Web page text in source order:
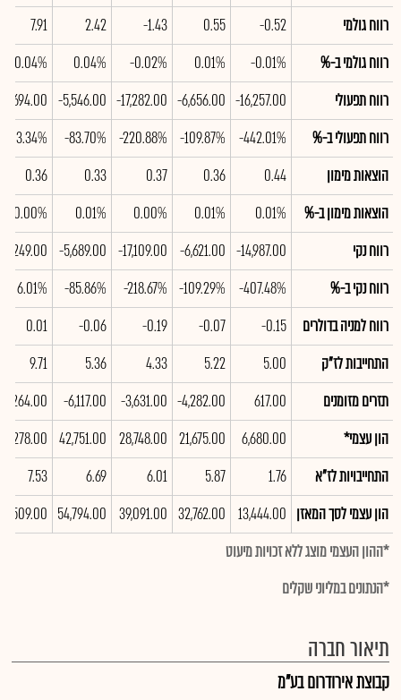
רווח גולמי
-0.52
0.55
-1.43
2.42
7.91
רווח גולמי ב-%
-0.01%
0.01%
-0.02%
0.04%
0.04%
רווח תפעולי
-16,257.00
-6,656.00
-17,282.00
-5,546.00
694.00
רווח תפעולי ב-%
-442.01%
-109.87%
-220.88%
-83.70%
3.34%
הוצאות מימון
0.44
0.36
0.37
0.33
0.36
הוצאות מימון ב-%
0.01%
0.01%
0.00%
0.01%
0.00%
רווח נקי
-14,987.00
-6,621.00
-17,109.00
-5,689.00
1,249.00
רווח נקי ב-%
-407.48%
-109.29%
-218.67%
-85.86%
6.01%
רווח למניה בדולרים
-0.15
-0.07
-0.19
-0.06
0.01
התחייבות לז"ק
5.00
5.22
4.33
5.36
9.71
תזרים מזומנים
617.00
-4,282.00
-3,631.00
-6,117.00
2,264.00
הון עצמי*
6,680.00
21,675.00
28,748.00
42,751.00
התחייבויות לז"א
1.76
5.87
6.01
6.69
7.53
הון עצמי לסך המאזן 13,444.00
32,762.00
39,091.00
54,794.00
*ההון העצמי מוצג ללא זכויות מיעוט
*הנתונים במליוני שקלים
תיאור חברה
קבוצת אירודרום בע"מ